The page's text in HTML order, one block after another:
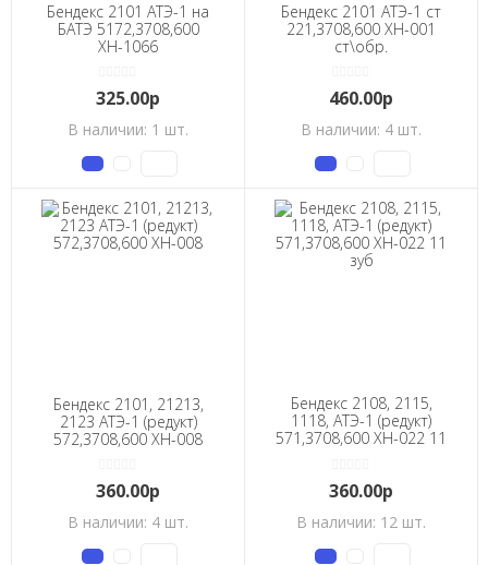
Бендекс 2101 АТЭ-1 на
БАТЭ 5172,3708,600
ХН-1066
325.00р
В наличии: 1 шт.
Бендекс 2101 АТЭ-1 ст
221,3708,600 XH-001
ст\обр.
460.00р
В наличии: 4 шт.
Бендекс 2101, 21213,
2123 АТЭ-1 (редукт)
572,3708,600 XH-008
360.00р
В наличии: 4 шт.
Бендекс 2108, 2115,
1118, АТЭ-1 (редукт)
571,3708,600 ХН-022 11
360.00р
В наличии: 12 шт.